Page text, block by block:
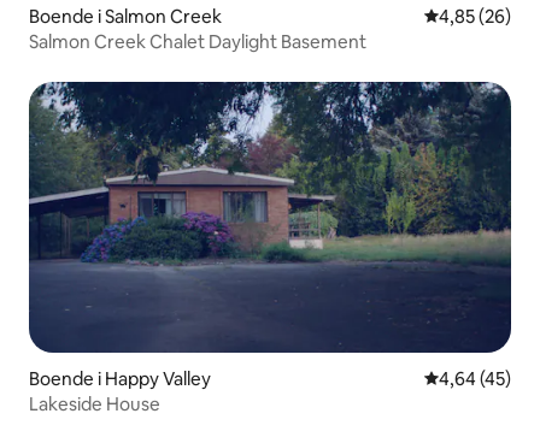
Boende i Salmon Creek 4,85 av 5 i
4,85 (26)
Salmon Creek Chalet Daylight Basement
Boende i Happy Valley 4,64 av 5 i
4,64 (45)
Lakeside House